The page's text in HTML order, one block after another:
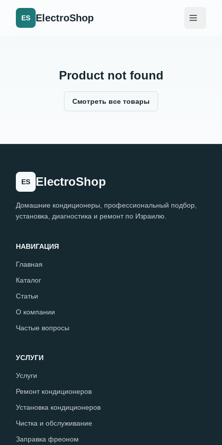
ES ElectroShop
Product not found
Смотреть все товары
ES ElectroShop
Домашние кондиционеры, профессиональный подбор,
установка, диагностика и ремонт по Израилю.
НАВИГАЦИЯ
Главная
Каталог
Статьи
О компании
Частые вопросы
УСЛУГИ
Услуги
Ремонт кондиционеров
Установка кондиционеров
Чистка и обслуживание
Заправка фреоном